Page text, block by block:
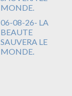
06-08-26- LA
BEAUTE
SAUVERA LE
MONDE.